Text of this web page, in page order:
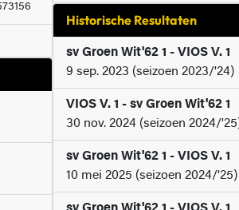
Historische Resultaten
sv Groen Wit'62 1 - VIOS V. 1
9 sep. 2023 (seizoen 2023/'24)
VIOS V. 1 - sv Groen Wit'62 1
30 nov. 2024 (seizoen 2024/
sv Groen Wit'62 1 - VIOS V. 1
10 mei 2025 (seizoen 2024/'25)